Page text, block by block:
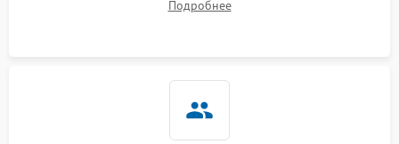
системы охлаждения по уровню шума вентиляторов.
Подробнее